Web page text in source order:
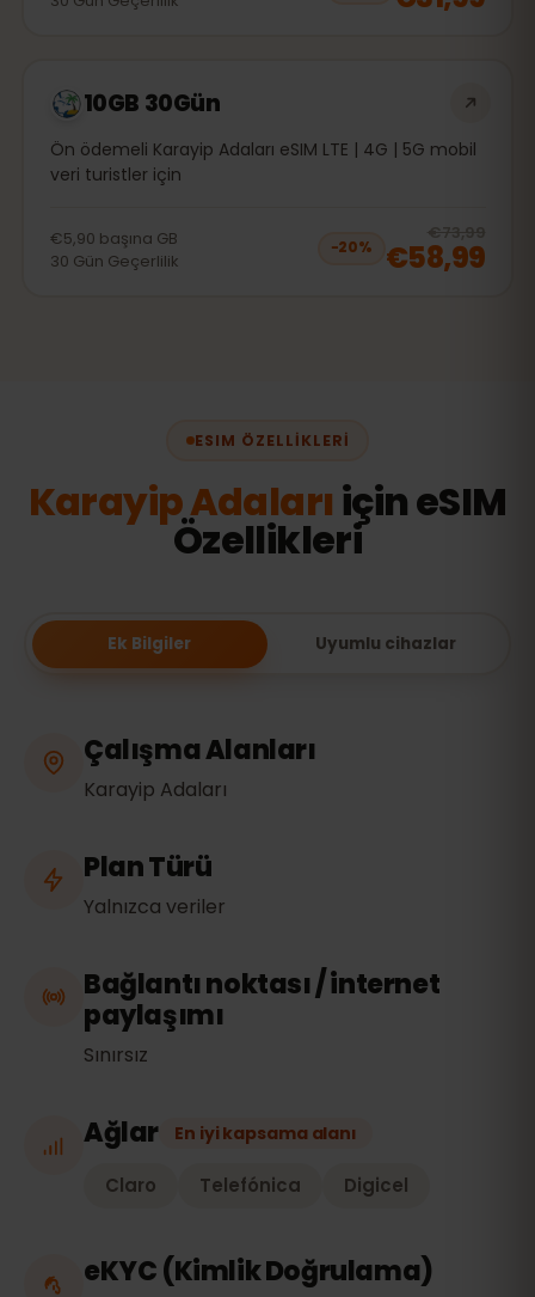
10GB 30Gün
Ön ödemeli Karayip Adaları eSIM LTE | 4G | 5G mobil
veri turistler için
€5,90 başına GB
30 Gün Geçerlilik
−20%
€73,99
€58,99
ESIM ÖZELLIKLERI
Karayip Adaları için eSIM
Özellikleri
Ek Bilgiler Uyumlu cihazlar
Çalışma Alanları
Karayip Adaları
Plan Türü
Yalnızca veriler
Bağlantı noktası / internet
paylaşımı
Sınırsız
Ağlar En iyi kapsama alanı
Claro Telefónica Digicel
eKYC (Kimlik Doğrulama)